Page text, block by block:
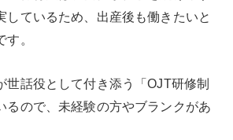
しているため、出産後も働きたいと
。
世話役として付き添う「OJT研修制
るので、未経験の方やブランクがあ